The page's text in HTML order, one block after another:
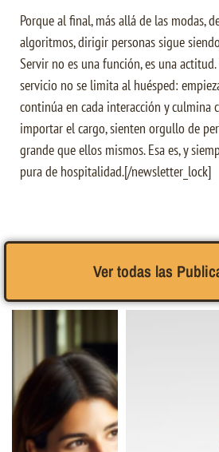
Porque al final, más allá de las modas,
algoritmos, dirigir personas sigue
Servir no es una función, es una
servicio no se limita al huésped:
continúa en cada interacción y culmina
importar el cargo, sienten orgullo de
grande que ellos mismos. Esa es, y
pura de hospitalidad.[/newsletter_lock]
Ver todas las